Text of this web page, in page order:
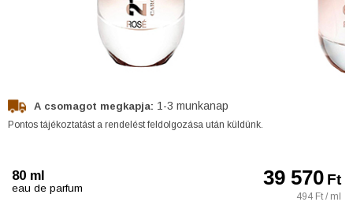
A csomagot megkapja: 1-3 munkanap
Pontos tájékoztatást a rendelést feldolgozása után küldünk.
80 ml
eau de parfum 39 570Ft
494 Ft / ml